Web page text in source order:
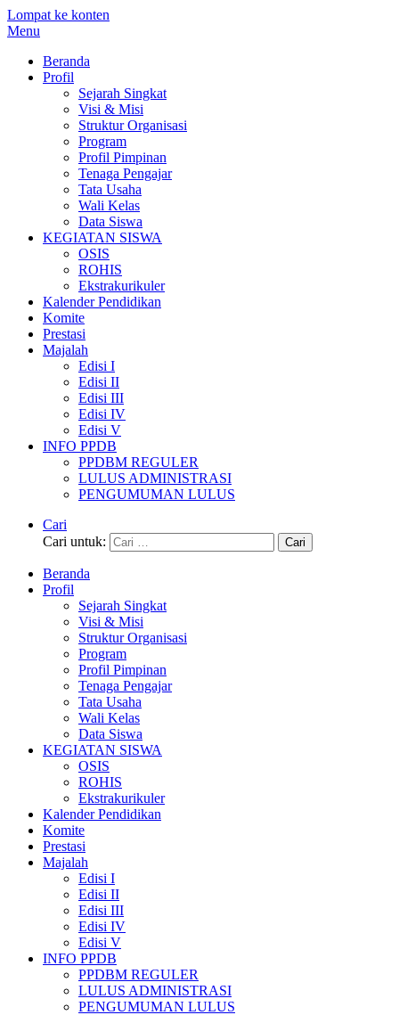
Lompat ke konten
Menu
Beranda
Profil
Sejarah Singkat
Visi & Misi
Struktur Organisasi
Program
Profil Pimpinan
Tenaga Pengajar
Tata Usaha
Wali Kelas
Data Siswa
KEGIATAN SISWA
OSIS
ROHIS
Ekstrakurikuler
Kalender Pendidikan
Komite
Prestasi
Majalah
Edisi I
Edisi II
Edisi III
Edisi IV
Edisi V
INFO PPDB
PPDBM REGULER
LULUS ADMINISTRASI
PENGUMUMAN LULUS
Cari
Cari untuk:
Beranda
Profil
Sejarah Singkat
Visi & Misi
Struktur Organisasi
Program
Profil Pimpinan
Tenaga Pengajar
Tata Usaha
Wali Kelas
Data Siswa
KEGIATAN SISWA
OSIS
ROHIS
Ekstrakurikuler
Kalender Pendidikan
Komite
Prestasi
Majalah
Edisi I
Edisi II
Edisi III
Edisi IV
Edisi V
INFO PPDB
PPDBM REGULER
LULUS ADMINISTRASI
PENGUMUMAN LULUS